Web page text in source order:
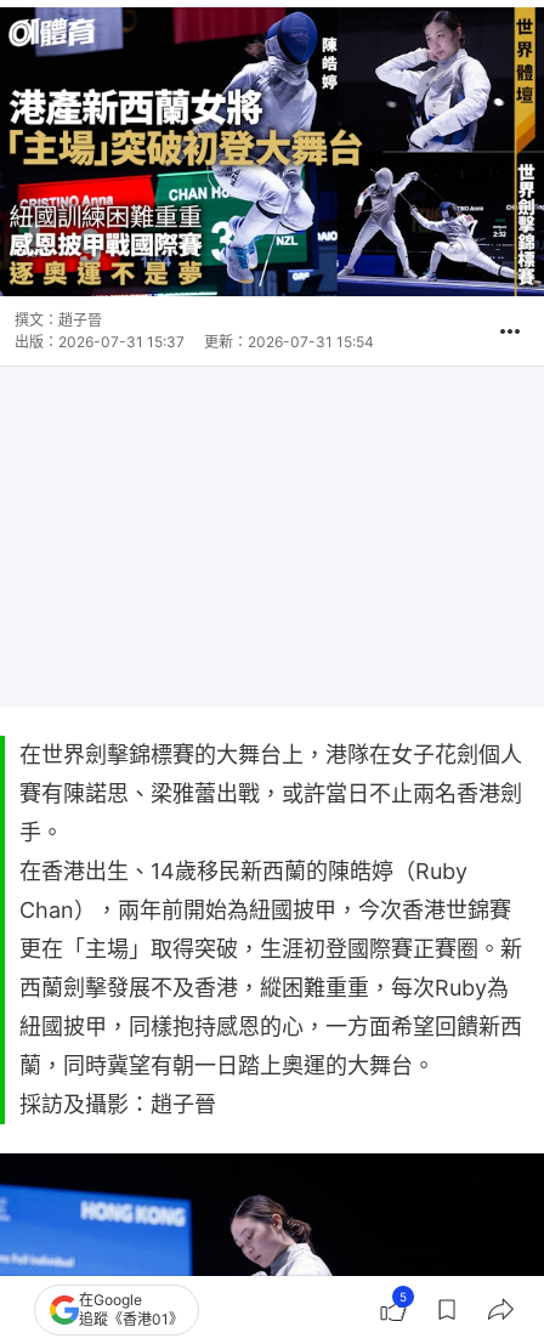
撰文： 趙子晉
出版： 2026-07-31 15:37 更新： 2026-07-31 15:54
在世界劍擊錦標賽的大舞台上，港隊在女子花劍個人
賽有陳諾思、梁雅蕾出戰，或許當日不止兩名香港劍
手。
在香港出生、14歲移民新西蘭的陳皓婷（Ruby
Chan），兩年前開始為紐國披甲，今次香港世錦賽
更在「主場」取得突破，生涯初登國際賽正賽圈。新
西蘭劍擊發展不及香港，縱困難重重，每次Ruby為
紐國披甲，同樣抱持感恩的心，一方面希望回饋新西
蘭，同時冀望有朝一日踏上奧運的大舞台。
採訪及攝影：趙子晉
在Google
追蹤《香港01》
5